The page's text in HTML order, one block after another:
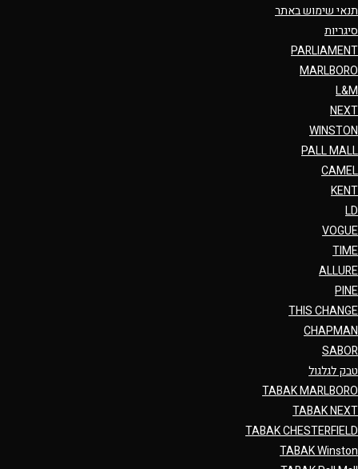
תנאי שימוש באתר
סיגריות
PARLIAMENT
MARLBORO
L&M
NEXT
WINSTON
PALL MALL
CAMEL
KENT
LD
VOGUE
TIME
ALLURE
PINE
THIS CHANGE
CHAPMAN
SABOR
טבק לגלגול
TABAK MARLBORO
TABAK NEXT
TABAK CHESTERFIELD
TABAK Winston